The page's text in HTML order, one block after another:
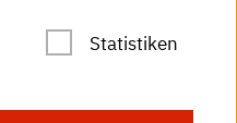
Statistiken